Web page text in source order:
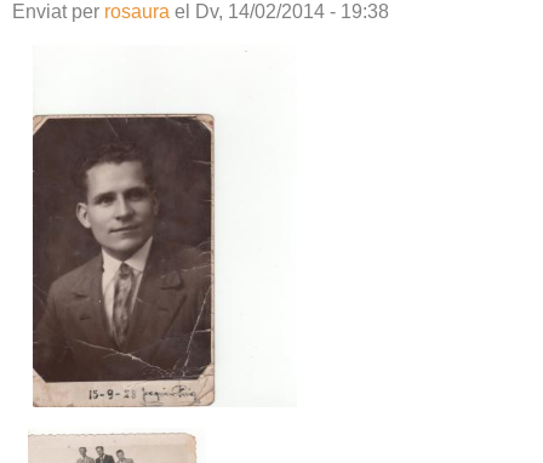
Enviat per rosaura el Dv, 14/02/2014 - 19:38